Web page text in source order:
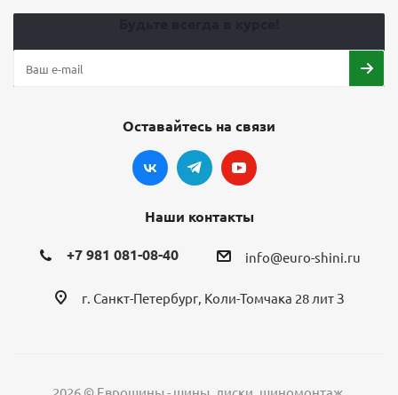
Оставайтесь на связи
Наши контакты
+7 981 081-08-40 info@euro-shini.ru
г. Санкт-Петербург, Коли-Томчака 28 лит З